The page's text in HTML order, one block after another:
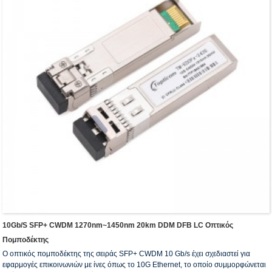
10Gb/s SFP+ CWDM 1270nm~1450nm 20km DDM DFB LC Οπτικός
Πομποδέκτης
Ο οπτικός πομποδέκτης της σειράς SFP+ CWDM 10 Gb/s έχει σχεδιαστεί για
εφαρμογές επικοινωνιών με ίνες όπως το 10G Ethernet, το οποίο συμμορφώνεται